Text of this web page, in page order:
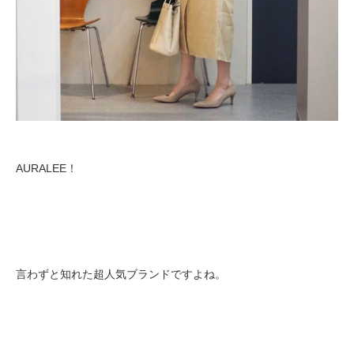
AURALEE！
言わずと知れた超人気ブランドですよね。